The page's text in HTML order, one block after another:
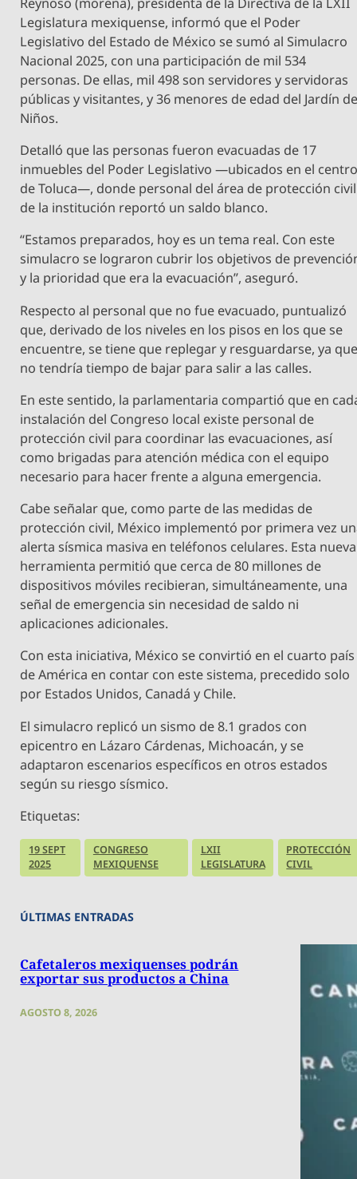
Legislatura mexiquense, informó que el Poder
Legislativo del Estado de México se sumó al Simulacro
Nacional 2025, con una participación de mil 534
personas. De ellas, mil 498 son servidores y servidoras
públicas y visitantes, y 36 menores de edad del Jardín
Niños.
Detalló que las personas fueron evacuadas de 17
inmuebles del Poder Legislativo —ubicados en el
de Toluca—, donde personal del área de protección civil
de la institución reportó un saldo blanco.
“Estamos preparados, hoy es un tema real. Con este
simulacro se lograron cubrir los objetivos de
y la prioridad que era la evacuación”, aseguró.
Respecto al personal que no fue evacuado, puntualizó
que, derivado de los niveles en los pisos en los que se
encuentre, se tiene que replegar y resguardarse, ya
no tendría tiempo de bajar para salir a las calles.
En este sentido, la parlamentaria compartió que en
instalación del Congreso local existe personal de
protección civil para coordinar las evacuaciones, así
como brigadas para atención médica con el equipo
necesario para hacer frente a alguna emergencia.
Cabe señalar que, como parte de las medidas de
protección civil, México implementó por primera vez
alerta sísmica masiva en teléfonos celulares. Esta nueva
herramienta permitió que cerca de 80 millones de
dispositivos móviles recibieran, simultáneamente, una
señal de emergencia sin necesidad de saldo ni
aplicaciones adicionales.
Con esta iniciativa, México se convirtió en el cuarto país
de América en contar con este sistema, precedido solo
por Estados Unidos, Canadá y Chile.
El simulacro replicó un sismo de 8.1 grados con
epicentro en Lázaro Cárdenas, Michoacán, y se
adaptaron escenarios específicos en otros estados
según su riesgo sísmico.
Etiquetas:
19 SEPT
2025
CONGRESO
MEXIQUENSE
LXII
LEGISLATURA
PROTECCIÓN
CIVIL
ÚLTIMAS ENTRADAS
Cafetaleros mexiquenses podrán
exportar sus productos a China
AGOSTO 8, 2026